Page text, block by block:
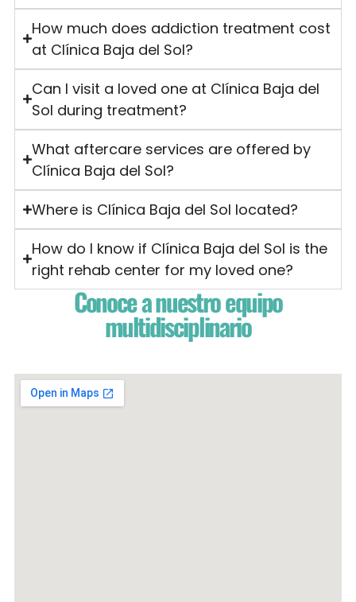
How much does addiction treatment cost
at Clínica Baja del Sol?
Can I visit a loved one at Clínica Baja del
Sol during treatment?
What aftercare services are offered by
Clínica Baja del Sol?
Where is Clínica Baja del Sol located?
How do I know if Clínica Baja del Sol is the
right rehab center for my loved one?
Conoce a nuestro equipo
multidisciplinario